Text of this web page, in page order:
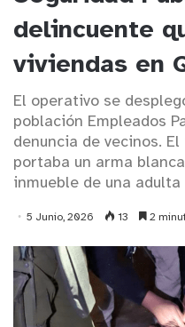
delincuente
viviendas en
El operativo se
población Empleados
denuncia de vecinos.
portaba un arma
inmueble de una adulta
5 Junio, 2026 13 2